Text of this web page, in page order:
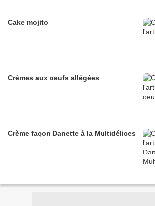
Cake mojito
Crèmes aux oeufs allégées
Crème façon Danette à la Multidélices